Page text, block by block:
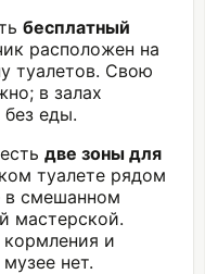
бесплатный
расположен на
туалетов. Свою
в залах
еды.
есть две зоны для
туалете рядом
в смешанном
мастерской.
и
нет.